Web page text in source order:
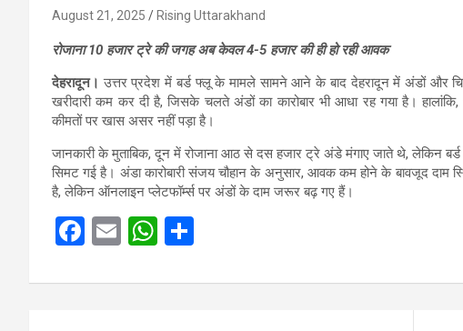
August 21, 2025 Rising Uttarakhand
रोजाना 10 हजार ट्रे की जगह अब केवल 4-5 हजार की ही हो रही आवक
देहरादून। उत्तर प्रदेश में बर्ड फ्लू के मामले सामने आने के बाद देहरादून में अंडों और
खरीदारी कम कर दी है, जिसके चलते अंडों का कारोबार भी आधा रह गया है।
कीमतों पर खास असर नहीं पड़ा है।
जानकारी के मुताबिक, दून में रोजाना आठ से दस हजार ट्रे अंडे मंगाए जाते थे, लेकिन
सिमट गई है। अंडा कारोबारी संजय चौहान के अनुसार, आवक कम होने के बावजूद दाम
है, लेकिन ऑनलाइन प्लेटफॉर्म्स पर अंडों के दाम जरूर बढ़ गए हैं।
F
ce
E
ail
W
at ar